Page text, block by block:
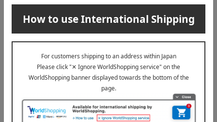
大切なお知らせ
2026年07月29日
お届け遅延のお知らせ
2025年10月03日
『お届け先のご住所』ご確認のお願い